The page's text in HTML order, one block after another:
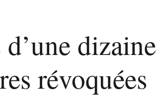
dizaine
révoquées